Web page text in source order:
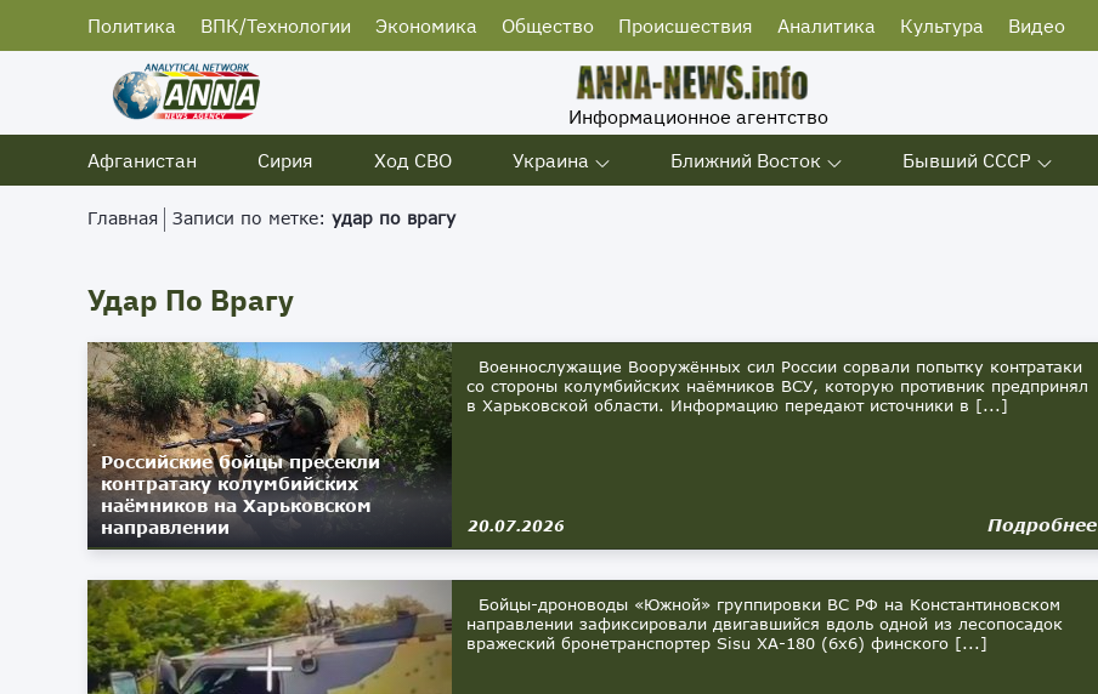
Политика ВПК/Технологии Экономика Общество Происшествия Аналитика Культура Видео
Информационное агентство
Афганистан
Сирия Ход СВО Украина Ближний Восток Бывший СССР
Главная Записи по метке: удар по врагу
Удар По Врагу
Российские бойцы пресекли
контратаку колумбийских
наёмников на Харьковском
направлении
Военнослужащие Вооружённых сил России сорвали попытку контратаки
со стороны колумбийских наёмников ВСУ, которую противник предпринял
в Харьковской области. Информацию передают источники в [...]
20.07.2026 Подробнее
Бойцы-дроноводы «Южной» группировки ВС РФ на Константиновском
направлении зафиксировали двигавшийся вдоль одной из лесопосадок
вражеский бронетранспортер Sisu XA-180 (6х6) финского [...]